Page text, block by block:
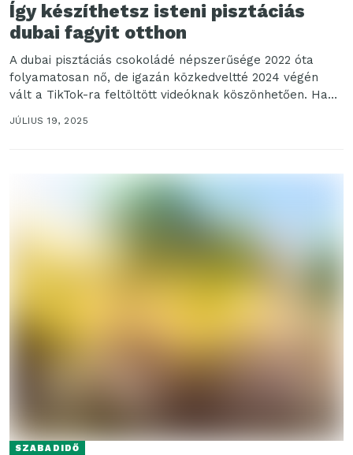
Így készíthetsz isteni pisztáciás
dubai fagyit otthon
A dubai pisztáciás csokoládé népszerűsége 2022 óta
folyamatosan nő, de igazán közkedveltté 2024 végén
vált a TikTok-ra feltöltött videóknak köszönhetően. Ha
valaki szeretné,...
JÚLIUS 19, 2025
SZABADIDŐ